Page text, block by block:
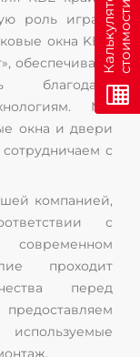
роль играет
окна KBE,
обеспечивают
благодаря
Мы
окна и двери
с
компанией,
с
проходит
перед
К
а
л
ь
к
у
л
я
т
о
р
с
т
о
и
м
о
с
т
и
о
н
л
а
й